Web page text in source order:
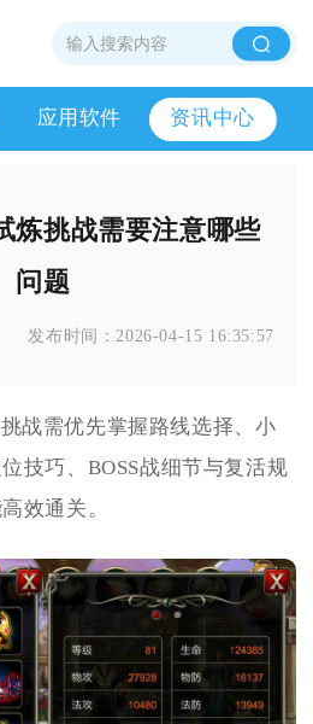
应用软件 资讯中心
炼挑战需要注意哪些
问题
发布时间：2026-04-15 16:35:57
战需优先掌握路线选择、小
技巧、BOSS战细节与复活规
效通关。